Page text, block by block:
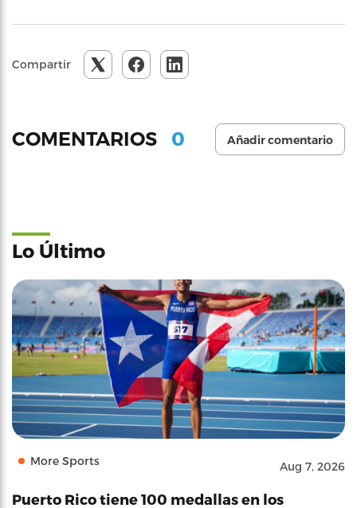
Compartir
COMENTARIOS 0 Añadir comentario
Lo Último
More Sports Aug 7, 2026
Puerto Rico tiene 100 medallas en los